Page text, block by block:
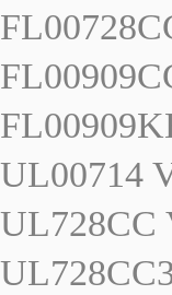
UL00714
UL728CC